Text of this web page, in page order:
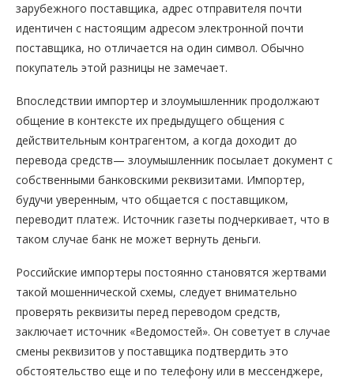
зарубежного поставщика, адрес отправителя почти
идентичен с настоящим адресом электронной почти
поставщика, но отличается на один символ. Обычно
покупатель этой разницы не замечает.
Впоследствии импортер и злоумышленник продолжают
общение в контексте их предыдущего общения с
действительным контрагентом, а когда доходит до
перевода средств— злоумышленник посылает документ с
собственными банковскими реквизитами. Импортер,
будучи уверенным, что общается с поставщиком,
переводит платеж. Источник газеты подчеркивает, что в
таком случае банк не может вернуть деньги.
Российские импортеры постоянно становятся жертвами
такой мошеннической схемы, следует внимательно
проверять реквизиты перед переводом средств,
заключает источник «Ведомостей». Он советует в случае
смены реквизитов у поставщика подтвердить это
обстоятельство еще и по телефону или в мессенджере,